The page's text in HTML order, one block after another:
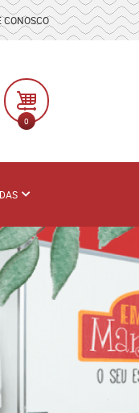
CONOSCO
0